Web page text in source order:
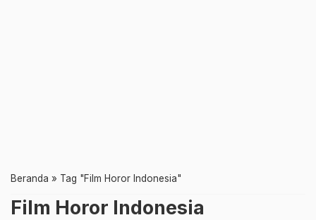
Beranda » Tag "Film Horor Indonesia"
Film Horor Indonesia